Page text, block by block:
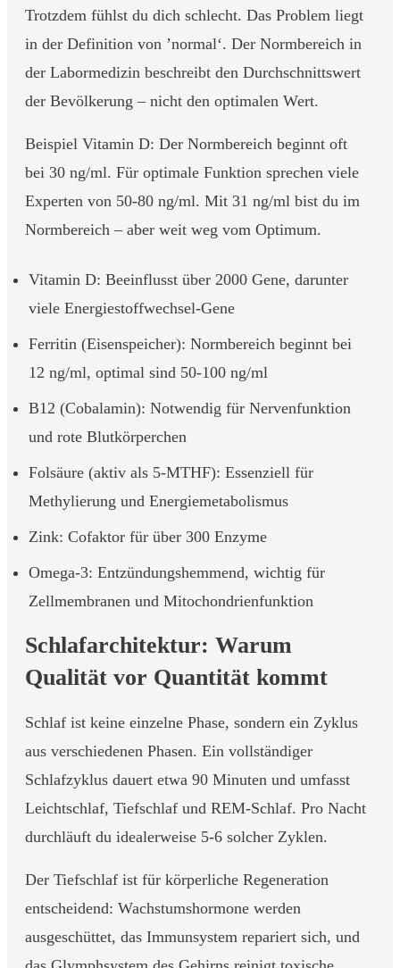
Trotzdem fühlst du dich schlecht. Das Problem liegt
in der Definition von ’normal‘. Der Normbereich in
der Labormedizin beschreibt den Durchschnittswert
der Bevölkerung – nicht den optimalen Wert.
Beispiel Vitamin D: Der Normbereich beginnt oft
bei 30 ng/ml. Für optimale Funktion sprechen viele
Experten von 50-80 ng/ml. Mit 31 ng/ml bist du im
Normbereich – aber weit weg vom Optimum.
Vitamin D: Beeinflusst über 2000 Gene, darunter
viele Energiestoffwechsel-Gene
Ferritin (Eisenspeicher): Normbereich beginnt bei
12 ng/ml, optimal sind 50-100 ng/ml
B12 (Cobalamin): Notwendig für Nervenfunktion
und rote Blutkörperchen
Folsäure (aktiv als 5-MTHF): Essenziell für
Methylierung und Energiemetabolismus
Zink: Cofaktor für über 300 Enzyme
Omega-3: Entzündungshemmend, wichtig für
Zellmembranen und Mitochondrienfunktion
Schlafarchitektur: Warum
Qualität vor Quantität kommt
Schlaf ist keine einzelne Phase, sondern ein Zyklus
aus verschiedenen Phasen. Ein vollständiger
Schlafzyklus dauert etwa 90 Minuten und umfasst
Leichtschlaf, Tiefschlaf und REM-Schlaf. Pro Nacht
durchläuft du idealerweise 5-6 solcher Zyklen.
Der Tiefschlaf ist für körperliche Regeneration
entscheidend: Wachstumshormone werden
ausgeschüttet, das Immunsystem repariert sich, und